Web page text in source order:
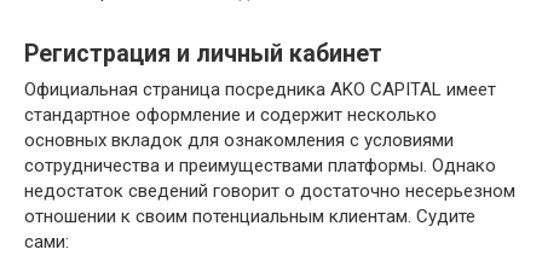
Регистрация и личный кабинет
Официальная страница посредника AKO CAPITAL имеет
стандартное оформление и содержит несколько
основных вкладок для ознакомления с условиями
сотрудничества и преимуществами платформы. Однако
недостаток сведений говорит о достаточно несерьезном
отношении к своим потенциальным клиентам. Судите
сами: